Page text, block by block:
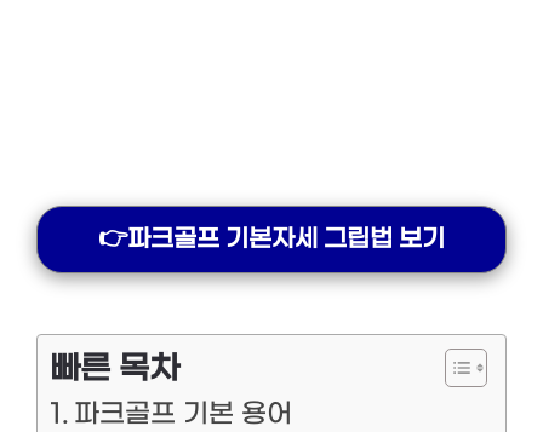
👉파크골프 기본자세 그립법 보기
빠른 목차
파크골프 기본 용어